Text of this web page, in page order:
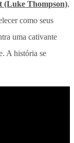
(Luke Thompson),
como seus
uma cativante
A história se